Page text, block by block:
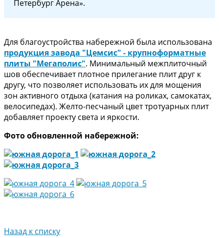
Петербург Арена».
Для благоустройства набережной была использована
продукция завода "Цемсис" - крупноформатные
плиты "Мегаполис". Минимальный межплиточный
шов обеспечивает плотное прилегание плит друг к
другу, что позволяет использовать их для мощения
зон активного отдыха (катания на роликах, самокатах,
велосипедах). Желто-песчаный цвет тротуарных плит
добавляет проекту света и яркости.
Фото обновленной набережной:
Назад к списку